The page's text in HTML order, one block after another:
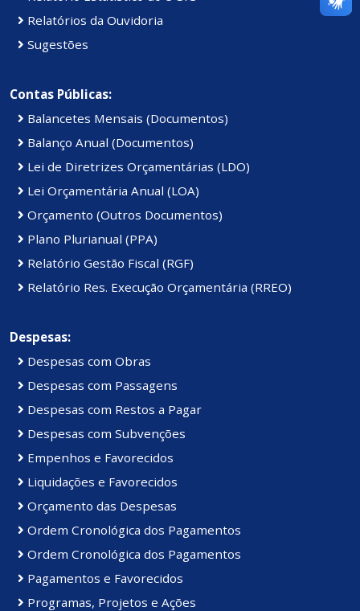
Relatórios da Ouvidoria
Sugestões
Contas Públicas:
Balancetes Mensais (Documentos)
Balanço Anual (Documentos)
Lei de Diretrizes Orçamentárias (LDO)
Lei Orçamentária Anual (LOA)
Orçamento (Outros Documentos)
Plano Plurianual (PPA)
Relatório Gestão Fiscal (RGF)
Relatório Res. Execução Orçamentária (RREO)
Despesas:
Despesas com Obras
Despesas com Passagens
Despesas com Restos a Pagar
Despesas com Subvenções
Empenhos e Favorecidos
Liquidações e Favorecidos
Orçamento das Despesas
Ordem Cronológica dos Pagamentos
Ordem Cronológica dos Pagamentos
Pagamentos e Favorecidos
Programas, Projetos e Ações